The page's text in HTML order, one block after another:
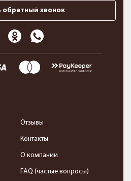
обратный звонок
Отзывы
Контакты
О компании
FAQ (частые вопросы)